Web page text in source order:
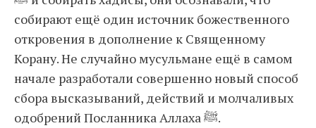
собирают ещё один источник божественного
откровения в дополнение к Священному
Корану. Не случайно мусульмане ещё в самом
начале разработали совершенно новый способ
сбора высказываний, действий и молчаливых
одобрений Посланника Аллаха ﷺ.